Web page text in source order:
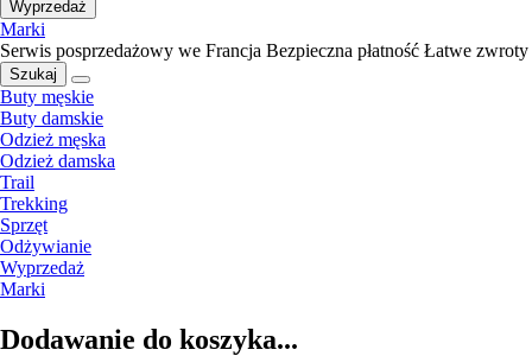
Wyprzedaż
Marki
Serwis posprzedażowy we Francja Bezpieczna płatność Łatwe zwroty
Szukaj
Buty męskie
Buty damskie
Odzież męska
Odzież damska
Trail
Trekking
Sprzęt
Odżywianie
Wyprzedaż
Marki
Dodawanie do koszyka...